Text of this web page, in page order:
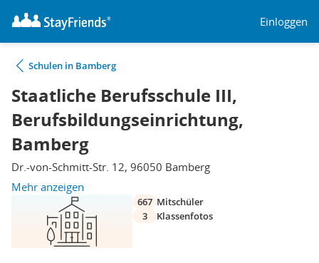
Einloggen
Schulen in Bamberg
Staatliche Berufsschule III,
Berufsbildungseinrichtung,
Bamberg
Dr.-von-Schmitt-Str. 12, 96050 Bamberg
Mehr anzeigen
667 Mitschüler
3
Klassenfotos